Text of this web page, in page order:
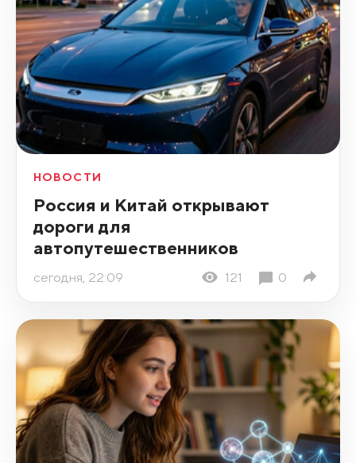
НОВОСТИ
Россия и Китай открывают
дороги для
автопутешественников
сегодня, 22:09 121 0